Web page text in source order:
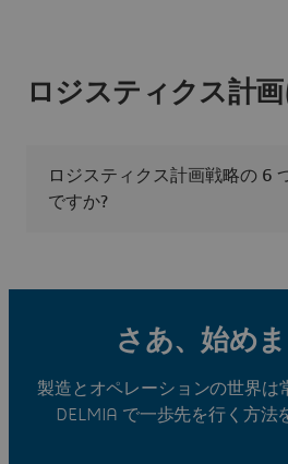
ロジスティクス計
ロジスティクス計画戦略の 6
ですか?
さあ、始め
製造とオペレーションの世界は
DELMIA で一歩先を行く方法